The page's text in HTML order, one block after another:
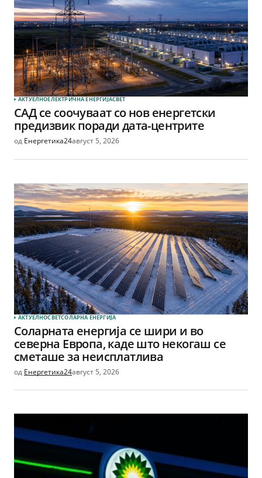
АКТУЕЛНОЕЛЕКТРИЧНА ЕНЕРГИЈАСВЕТ
САД се соочуваат со нов енергетски
предизвик поради дата-центрите
од Енергетика24август 5, 2026
АКТУЕЛНОСВЕТСОЛАРНА EНЕРГИЈА
Соларната енергија се шири и во
северна Европа, каде што некогаш се
сметаше за неисплатлива
од Енергетика24август 5, 2026